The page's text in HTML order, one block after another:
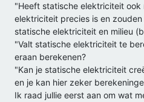
"Heeft statische elektriciteit ook
elektriciteit precies is en
statische elektriciteit en milieu
"Valt statische elektriciteit te
eraan berekenen?
"Kan je statische elektriciteit
en je kan hier zeker
Ik raad jullie eerst aan om wat